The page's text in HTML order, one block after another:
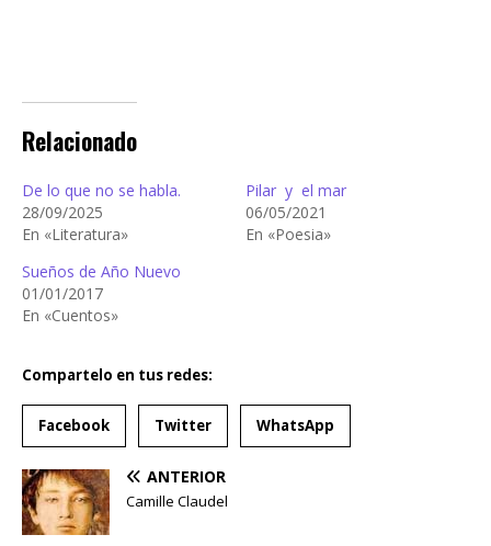
Relacionado
De lo que no se habla.
28/09/2025
En «Literatura»
Pilar y el mar
06/05/2021
En «Poesia»
Sueños de Año Nuevo
01/01/2017
En «Cuentos»
Compartelo en tus redes:
Facebook Twitter WhatsApp
ANTERIOR
Camille Claudel